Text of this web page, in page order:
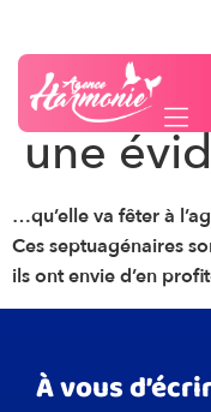
Inscrite
sa 1ère
une
…qu’elle va fêter à
Ces septuagénaires
ils ont envie d’en
À vous